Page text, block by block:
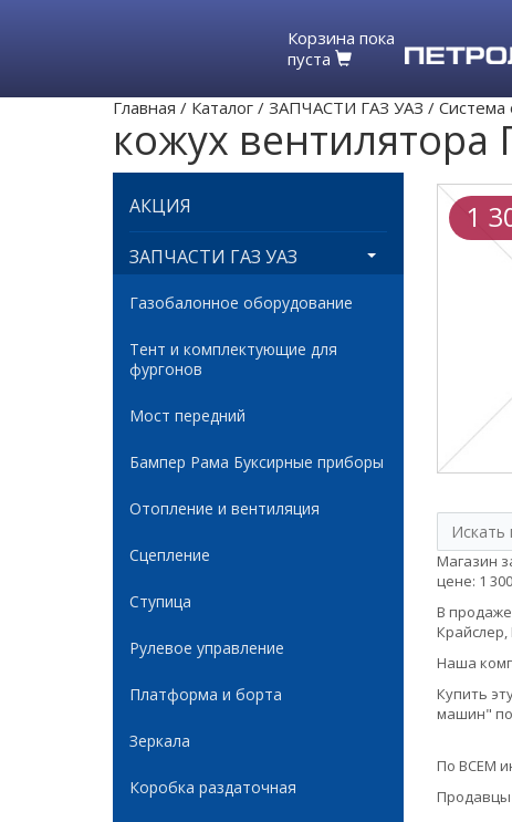
Корзина пока
пуста
Главная / Каталог / ЗАПЧАСТИ ГАЗ УАЗ / Система
кожух вентилятора
АКЦИЯ
ЗАПЧАСТИ ГАЗ УАЗ
Газобалонное оборудование
Тент и комплектующие для
фургонов
Мост передний
Бампер Рама Буксирные приборы
Отопление и вентиляция
Сцепление
Ступица
Рулевое управление
Платформа и борта
Зеркала
Коробка раздаточная
1
Магазин
цене: 1
В продаже
Наша
Купить
машин" по
По ВСЕМ
Продавцы